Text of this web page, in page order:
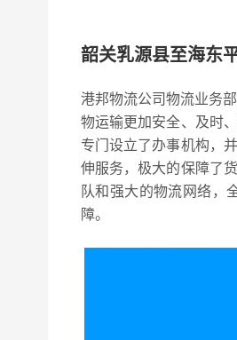
韶关乳源县至海东
港邦物流公司物流业务
物运输更加安全、及时
专门设立了办事机构，
伸服务，极大的保障了
队和强大的物流网络，
障。